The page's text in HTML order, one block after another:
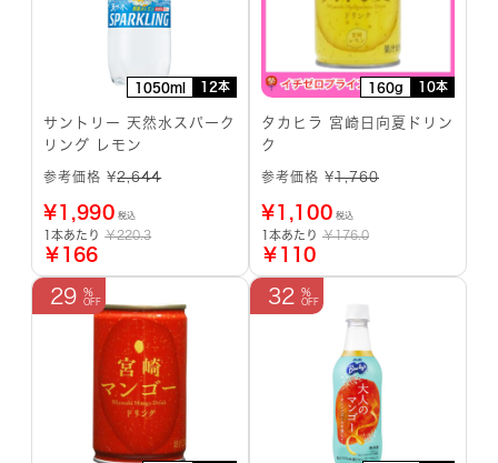
1050ml 12本
サントリー 天然水スパーク
リング レモン
参考価格 ¥2,644
¥1,990 税込
1本あたり￥220.3
￥166
160g 10本
タカヒラ 宮崎日向夏ドリン
ク
参考価格 ¥1,760
¥1,100 税込
1本あたり ￥176.0
￥110
29 32